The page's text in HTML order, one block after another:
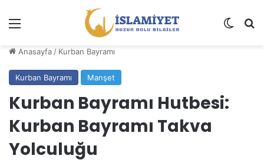
Dış
Anasayfa / Kurban Bayramı
Kurban Bayramı Manşet
Kurban Bayramı Hutbesi:
Kurban Bayramı Takva
Yolculuğu